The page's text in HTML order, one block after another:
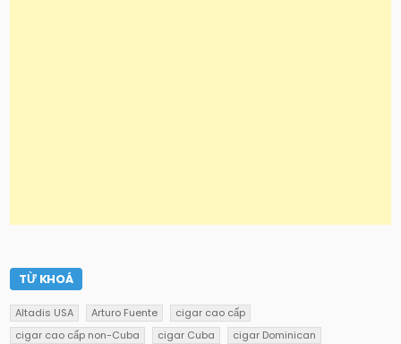
TỪ KHOÁ
Altadis USA Arturo Fuente
cigar cao cấp
cigar cao cấp non-Cuba
cigar Cuba
cigar Dominican